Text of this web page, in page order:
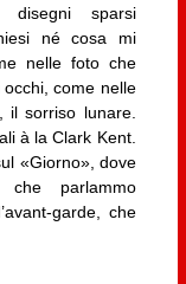
disegni sparsi
né cosa mi
nelle foto che
come nelle
il sorriso lunare.
à la Clark Kent.
«Giorno», dove
che parlammo
garde, che